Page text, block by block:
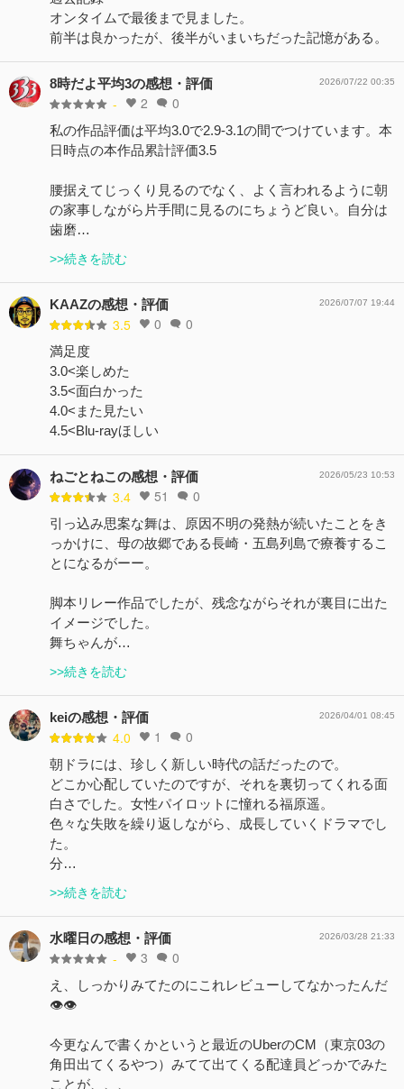
オンタイムで最後まで見ました。
前半は良かったが、後半がいまいちだった記憶がある。
8時だよ平均3の感想・評価
- 2 0
2026/07/22 00:35
私の作品評価は平均3.0で2.9-3.1の間でつけています。本
日時点の本作品累計評価3.5
腰据えてじっくり見るのでなく、よく言われるように朝
の家事しながら片手間に見るのにちょうど良い。自分は
歯磨…
>>続きを読む
KAAZの感想・評価
3.5 0 0
2026/07/07 19:44
満足度
3.0<楽しめた
3.5<面白かった
4.0<また見たい
4.5<Blu-rayほしい
ねごとねこの感想・評価
3.4 51 0
2026/05/23 10:53
引っ込み思案な舞は、原因不明の発熱が続いたことをき
っかけに、母の故郷である長崎・五島列島で療養するこ
とになるがーー。
脚本リレー作品でしたが、残念ながらそれが裏目に出た
イメージでした。
舞ちゃんが…
>>続きを読む
keiの感想・評価
4.0 1 0
2026/04/01 08:45
朝ドラには、珍しく新しい時代の話だったので。
どこか心配していたのですが、それを裏切ってくれる面
白さでした。女性パイロットに憧れる福原遥。
色々な失敗を繰り返しながら、成長していくドラマでし
た。
分…
>>続きを読む
水曜日の感想・評価
- 3 0
2026/03/28 21:33
え、しっかりみてたのにこれレビューしてなかったんだ
👁️👁️
今更なんで書くかというと最近のUberのCM（東京03の
角田出てくるやつ）みてて出てくる配達員どっかでみた
ことが、、、